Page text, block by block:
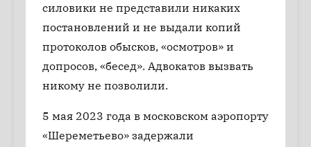
силовики не представили никаких
постановлений и не выдали копий
протоколов обысков, «осмотров» и
допросов, «бесед». Адвокатов вызвать
никому не позволили.
5 мая 2023 года в московском аэропорту
«Шереметьево» задержали